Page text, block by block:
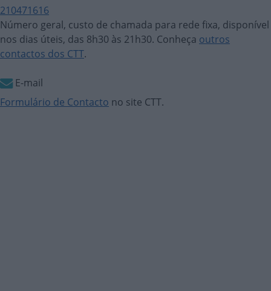
210471616
Número geral, custo de chamada para rede fixa, disponível
nos dias úteis, das 8h30 às 21h30. Conheça outros
contactos dos CTT.
E-mail
Formulário de Contacto no site CTT.